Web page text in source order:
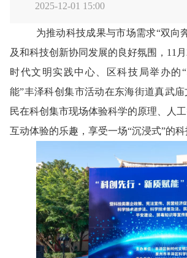
2025-12-01 15:00
为推动科技成果与市场需求“双向
及和科技创新协同发展的良好氛围，11
时代文明实践中心、区科技局举办的“
能”丰泽科创集市活动在东海街道真武
民在科创集市现场体验科学的原理、人
互动体验的乐趣，享受一场“沉浸式”的科